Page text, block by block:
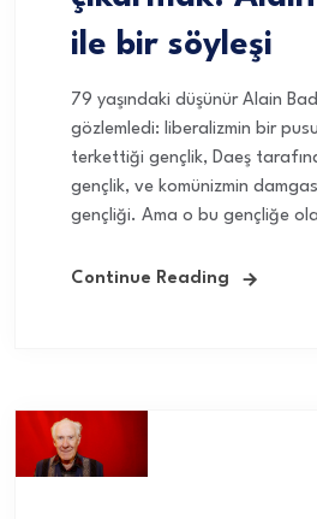
ile bir söyleşi
79 yaşındaki düşünür Alain
gözlemledi: liberalizmin bir
terkettiği gençlik, Daeş
gençlik, ve komünizmin
gençliği. Ama o bu gençliğe
Continue Reading